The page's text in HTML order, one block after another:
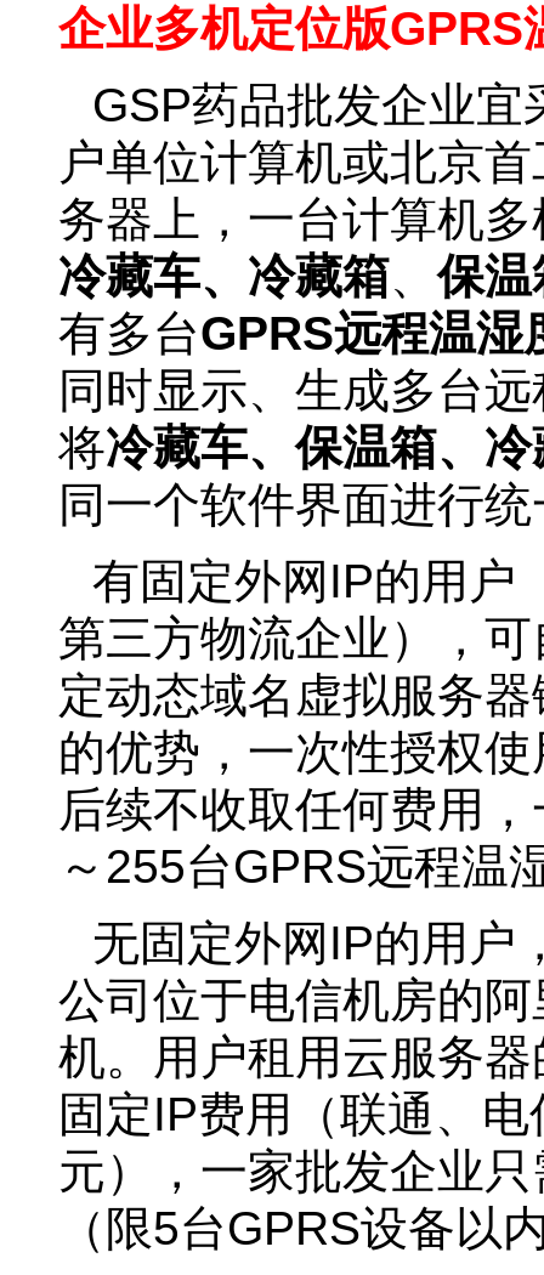
企业多机定位版
GSP药品批发企业宜
户单位计算机或北京
务器上，一台计算机
冷藏车、冷藏箱、保温
有多台GPRS远程温湿
同时显示、生成多台
将冷藏车、保温箱、
同一个软件界面进行
有固定外网IP的用户
第三方物流企业），
定动态域名虚拟服务
的优势，一次性授权
后续不收取任何费用
～255台GPRS远程温
无固定外网IP的用户
公司位于电信机房的
机。用户租用云服务
固定IP费用（联通、
元），一家批发企业
（限5台GPRS设备以